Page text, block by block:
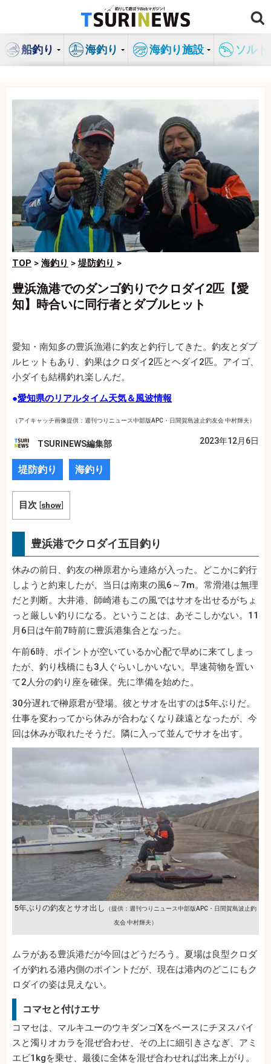
ン
船釣り 海釣り 海釣り施設 ソル
TOP > 海釣り >堤防釣り >
豊浜漁港でのダンゴ釣りでクロダイ2匹【愛
知】時合いに同行者とダブルヒット
愛知・南知多の豊浜漁港に釣友と釣行してきた。釣友とダブ
ルヒットもあり、釣果はクロダイ2匹とヘダイ2匹。アイゴ、
小ダイも結構釣れ楽しんだ。
●愛知県のリアルタイム天気＆風波情報
（アイキャッチ画像提供：週刊つりニュース中部版APC・日間賀島波止釣友会 中村輝夫）
TSURINEWS編集部 2023年12月6日
堤防釣り 海釣り
目次 [show]
豊浜港でクロダイ五目釣り
休みの前日、釣友の榊原君から連絡が入った。どこかに釣行
しようと約束したが、当日は南東の風6～7m。常滑港は無理
だと判断。大井港、師崎港もこの風ではサオを出せるがちょ
っと厳しい釣りになる。ということは、あそこしかない。11
月6日は午前7時前に豊浜港集合となった。
午前6時、ポイントが空いているか心配で早めに来てしまっ
たが、釣り桟橋にも3人ぐらいしかいない。早速荷物を置い
て2人分の釣り座を確保。先に準備を始めた。
30分遅れで榊原君が登場。彼とサオを出すのは5年ぶりだ。
仕事を変わってから休みが合わなくなり疎遠となったが、今
回は休みが取れたそうだ。隣に入って並んでサオを出す。
5年ぶりの釣友とサオ出し （提供：週刊つりニュース中部版APC・日間賀島波止釣
友会 中村輝夫）
ムラがある豊浜港だが今回はどうだろう。夏場は良型クロダ
イが釣れる港内側のポイントだが、現在は港内のどこにもク
ロダイの姿は見えない。
コマセと付けエサ
コマセは、マルキユーのウキダンゴXをベースにチヌスパイ
スと濁りオカラを混ぜ合わせ、その上に細引きさなぎ、アミ
エビ1kgを乗せ、最後に全体を混ぜ合わせれば出来上がり。